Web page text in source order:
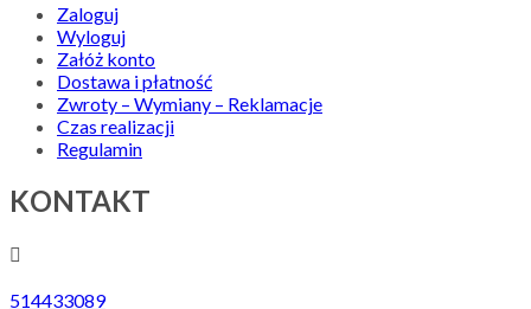
Zaloguj
Wyloguj
Załóż konto
Dostawa i płatność
Zwroty – Wymiany – Reklamacje
Czas realizacji
Regulamin
KONTAKT
514433089